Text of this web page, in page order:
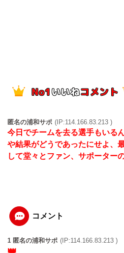
匿名の浦和サポ (IP:114.166.83.213 )
今日でチームを去る選手もいる
や結果がどうであったにせよ、
して堂々とファン、サポーター
コメント
1 匿名の浦和サポ (IP:114.166.83.213 )